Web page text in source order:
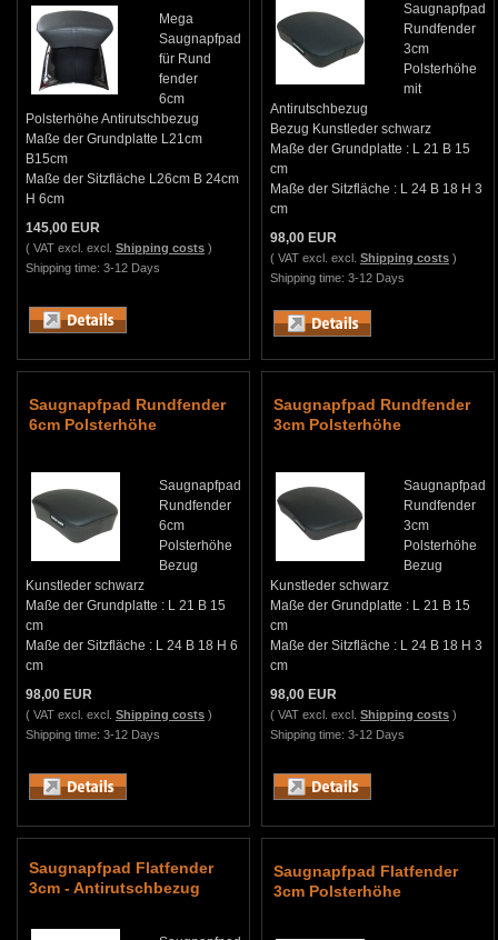
Mega
Saugnapfpad
für Rund
fender
6cm
Polsterhöhe Antirutschbezug
Maße der Grundplatte L21cm
B15cm
Maße der Sitzfläche L26cm B 24cm
H 6cm
145,00 EUR
( VAT excl. excl. Shipping costs )
Shipping time: 3-12 Days
Saugnapfpad
Rundfender
3cm
Polsterhöhe
mit
Antirutschbezug
Bezug Kunstleder schwarz
Maße der Grundplatte : L 21 B 15
cm
Maße der Sitzfläche : L 24 B 18 H 3
cm
98,00 EUR
( VAT excl. excl. Shipping costs )
Shipping time: 3-12 Days
Saugnapfpad Rundfender
6cm Polsterhöhe
Saugnapfpad
Rundfender
6cm
Polsterhöhe
Bezug
Kunstleder schwarz
Maße der Grundplatte : L 21 B 15
cm
Maße der Sitzfläche : L 24 B 18 H 6
cm
98,00 EUR
( VAT excl. excl. Shipping costs )
Shipping time: 3-12 Days
Saugnapfpad Rundfender
3cm Polsterhöhe
Saugnapfpad
Rundfender
3cm
Polsterhöhe
Bezug
Kunstleder schwarz
Maße der Grundplatte : L 21 B 15
cm
Maße der Sitzfläche : L 24 B 18 H 3
cm
98,00 EUR
( VAT excl. excl. Shipping costs )
Shipping time: 3-12 Days
Saugnapfpad Flatfender
3cm - Antirutschbezug
Saugnapfpad Flatfender
3cm Polsterhöhe